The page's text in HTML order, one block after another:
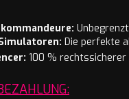
Die perfekte
100 % rechtssicherer